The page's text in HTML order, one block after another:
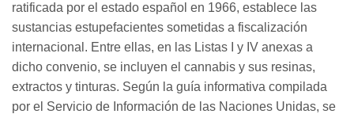
ratificada por el estado español en 1966, establece las
sustancias estupefacientes sometidas a fiscalización
internacional. Entre ellas, en las Listas I y IV anexas a
dicho convenio, se incluyen el cannabis y sus resinas,
extractos y tinturas. Según la guía informativa compilada
por el Servicio de Información de las Naciones Unidas, se